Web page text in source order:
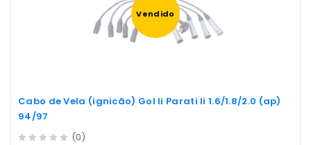
Vendido
Cabo de Vela (ignicão) Gol Ii Parati Ii 1.6/1.8/2.0 (ap)
94/97
(0)